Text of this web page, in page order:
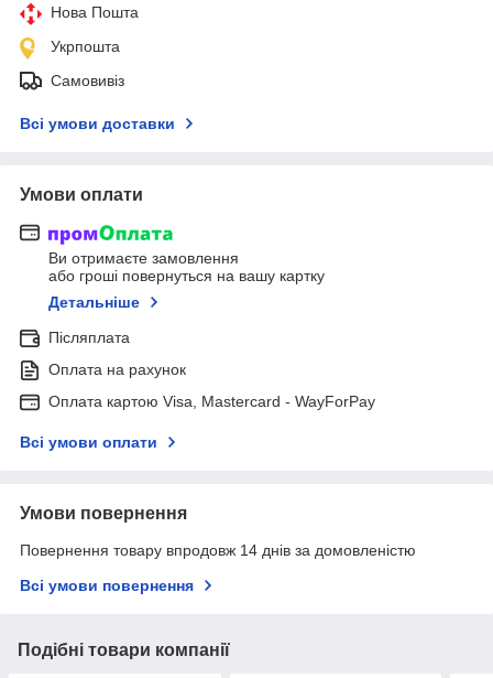
Нова Пошта
Укрпошта
Самовивіз
Всі умови доставки
Умови оплати
Ви отримаєте замовлення
або гроші повернуться на вашу картку
Детальніше
Післяплата
Оплата на рахунок
Оплата картою Visa, Mastercard - WayForPay
Всі умови оплати
Умови повернення
Повернення товару впродовж 14 днів за домовленістю
Всі умови повернення
Подібні товари компанії